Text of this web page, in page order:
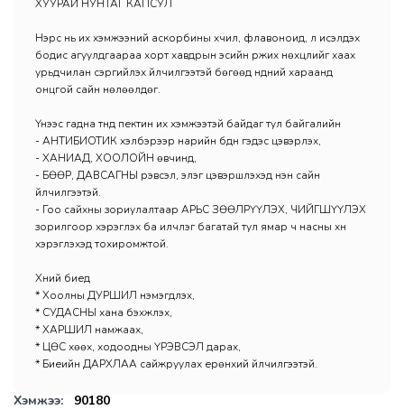
ХУУРАЙ НУНТАГ КАПСУЛ
Нэрс нь их хэмжээний аскорбины хүчил, флавоноид, үл исэлдэх
бодис агуулдгаараа хорт хавдрын эсийн үржих нөхцлийг хаах
урьдчилан сэргийлэх үйлчилгээтэй бөгөөд нүдний хараанд
онцгой сайн нөлөөлдөг.
Үүнээс гадна түүнд пектин их хэмжээтэй байдаг тул байгалийн
- АНТИБИОТИК хэлбэрээр нарийн бүдүүн гэдэс цэвэрлэх,
- ХАНИАД, ХООЛОЙН өвчинд,
- БӨӨР, ДАВСАГНЫ үрэвсэл, элэг цэвэршүүлэхэд нэн сайн
үйлчилгээтэй.
- Гоо сайхны зориулалтаар АРЬС ЗӨӨЛРҮҮЛЭХ, ЧИЙГШҮҮЛЭХ
зорилгоор хэрэглэх ба илчлэг багатай тул ямар ч насны хүн
хэрэглэхэд тохиромжтой.
Хүний биед
* Хоолны ДУРШИЛ нэмэгдүүлэх,
* СУДАСНЫ хана бэхжүүлэх,
* ХАРШИЛ намжаах,
* ЦӨС хөөх, ходоодны ҮРЭВСЭЛ дарах,
* Биеийн ДАРХЛАА сайжруулах ерөнхий үйлчилгээтэй.
Хэмжээ:
90180